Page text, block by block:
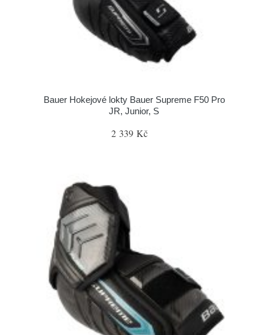
Bauer Hokejové lokty Bauer Supreme F50 Pro
JR, Junior, S
2 339 Kč